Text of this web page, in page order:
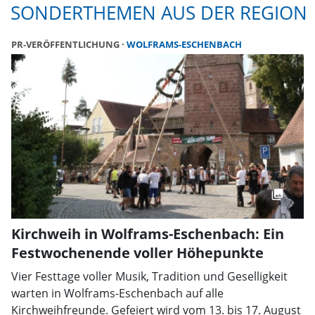
SONDERTHEMEN AUS DER REGION
PR-VERÖFFENTLICHUNG WOLFRAMS-ESCHENBACH
Kirchweih in Wolframs-Eschenbach: Ein
Festwochenende voller Höhepunkte
Vier Festtage voller Musik, Tradition und Geselligkeit
warten in Wolframs-Eschenbach auf alle
Kirchweihfreunde. Gefeiert wird vom 13. bis 17. August